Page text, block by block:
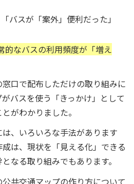
バスが「案外」便利だった」
的なバスの利用頻度が「増え
口で配布しただけの取り組みに
バスを使う「きっかけ」として
がわかりました。
、いろいろな手法があります
は、現状を「見える化」できる
なる取り組みでもあります。
共交通マップの作り方について